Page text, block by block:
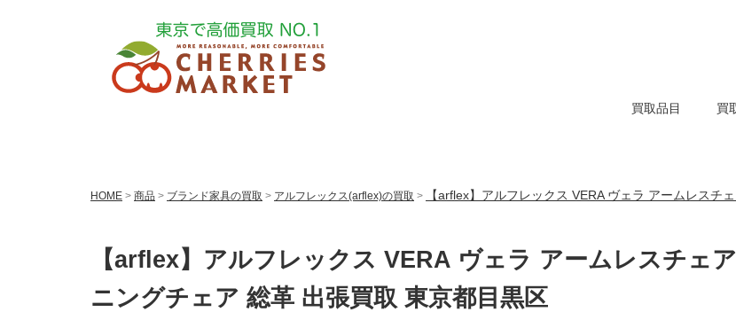
買取品目 買
HOME > 商品 > ブランド家具の買取 > アルフレックス(arflex)の買取 > 【arflex】アルフレックス VERA ヴェラ アームレスチ
【arflex】アルフレックス VERA ヴェラ アームレスチェ
ニングチェア 総革 出張買取 東京都目黒区